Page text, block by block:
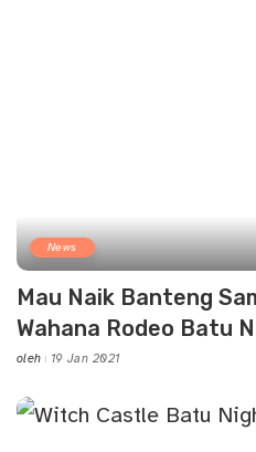
News
Mau Naik Banteng
Wahana Rodeo Batu
Posted
oleh 19 Jan 2021